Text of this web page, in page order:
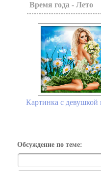
Время года - Лето
Картинка с девушкой
Обсуждение по теме: